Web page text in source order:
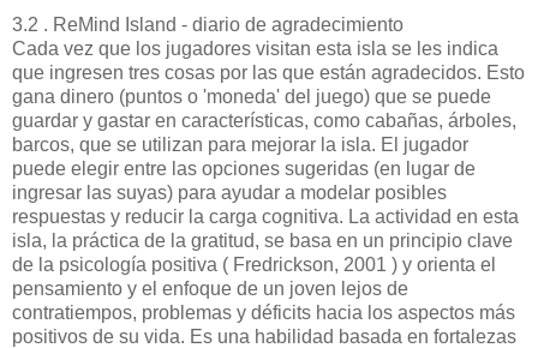
3.2 . ReMind Island - diario de agradecimiento
Cada vez que los jugadores visitan esta isla se les indica
que ingresen tres cosas por las que están agradecidos. Esto
gana dinero (puntos o 'moneda' del juego) que se puede
guardar y gastar en características, como cabañas, árboles,
barcos, que se utilizan para mejorar la isla. El jugador
puede elegir entre las opciones sugeridas (en lugar de
ingresar las suyas) para ayudar a modelar posibles
respuestas y reducir la carga cognitiva. La actividad en esta
isla, la práctica de la gratitud, se basa en un principio clave
de la psicología positiva ( Fredrickson, 2001 ) y orienta el
pensamiento y el enfoque de un joven lejos de
contratiempos, problemas y déficits hacia los aspectos más
positivos de su vida. Es una habilidad basada en fortalezas